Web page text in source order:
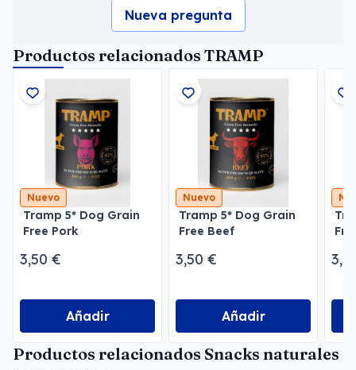
Nueva pregunta
Productos relacionados TRAMP
Nuevo
Tramp 5* Dog Grain
Free Pork
3,50 €
Añadir
Nuevo
Tramp 5* Dog Grain
Free Beef
3,50 €
Añadir
Productos relacionados Snacks naturales